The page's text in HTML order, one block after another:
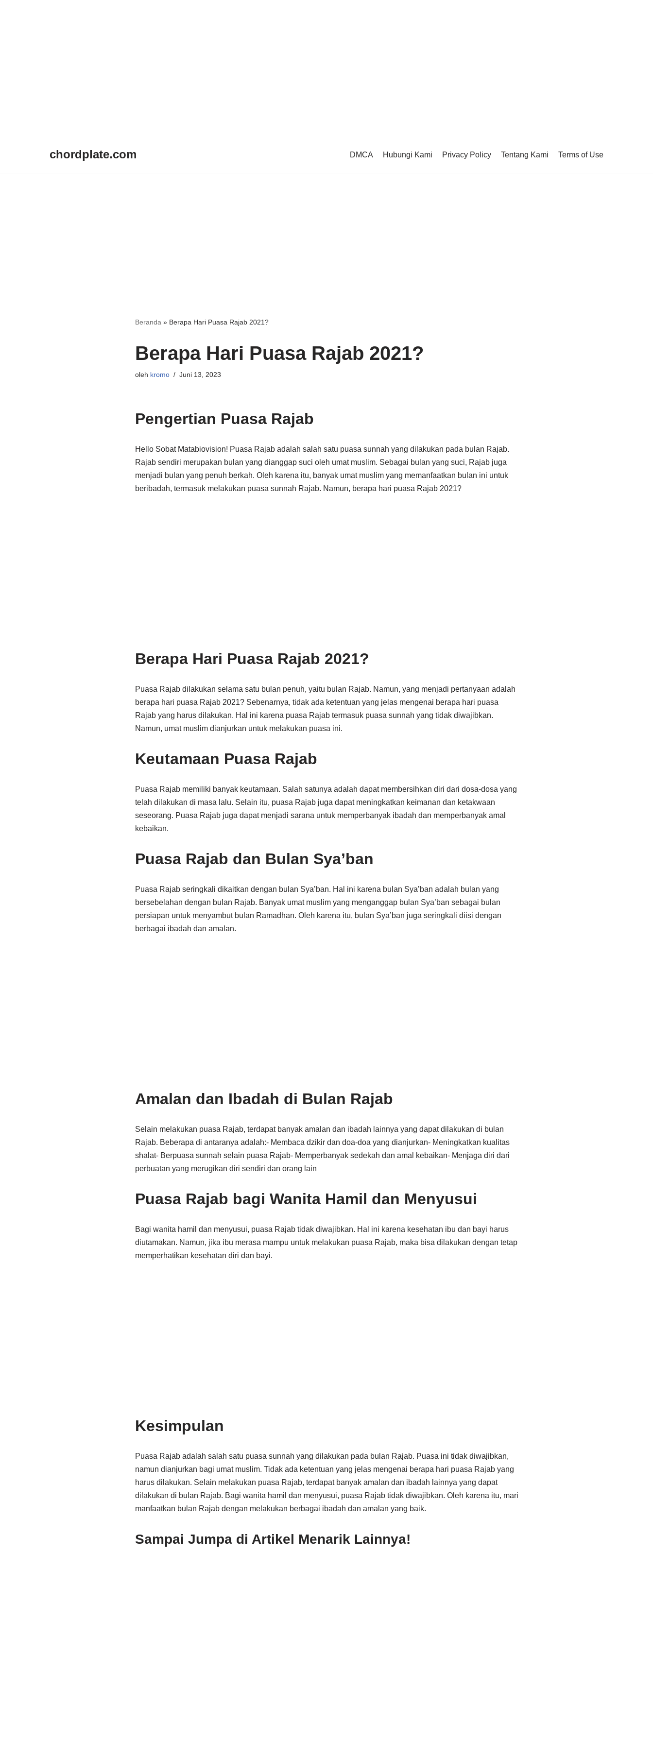
chordplate.com DMCA Hubungi Kami Privacy Policy Tentang Kami Terms of Use
Beranda » Berapa Hari Puasa Rajab 2021?
Berapa Hari Puasa Rajab 2021?
oleh kromo Juni 13, 2023
Pengertian Puasa Rajab
Hello Sobat Matabiovision! Puasa Rajab adalah salah satu puasa sunnah yang dilakukan pada bulan Rajab.
Rajab sendiri merupakan bulan yang dianggap suci oleh umat muslim. Sebagai bulan yang suci, Rajab juga
menjadi bulan yang penuh berkah. Oleh karena itu, banyak umat muslim yang memanfaatkan bulan ini untuk
beribadah, termasuk melakukan puasa sunnah Rajab. Namun, berapa hari puasa Rajab 2021?
Berapa Hari Puasa Rajab 2021?
Puasa Rajab dilakukan selama satu bulan penuh, yaitu bulan Rajab. Namun, yang menjadi pertanyaan adalah
berapa hari puasa Rajab 2021? Sebenarnya, tidak ada ketentuan yang jelas mengenai berapa hari puasa
Rajab yang harus dilakukan. Hal ini karena puasa Rajab termasuk puasa sunnah yang tidak diwajibkan.
Namun, umat muslim dianjurkan untuk melakukan puasa ini.
Keutamaan Puasa Rajab
Puasa Rajab memiliki banyak keutamaan. Salah satunya adalah dapat membersihkan diri dari dosa-dosa yang
telah dilakukan di masa lalu. Selain itu, puasa Rajab juga dapat meningkatkan keimanan dan ketakwaan
seseorang. Puasa Rajab juga dapat menjadi sarana untuk memperbanyak ibadah dan memperbanyak amal
kebaikan.
Puasa Rajab dan Bulan Sya’ban
Puasa Rajab seringkali dikaitkan dengan bulan Sya’ban. Hal ini karena bulan Sya’ban adalah bulan yang
bersebelahan dengan bulan Rajab. Banyak umat muslim yang menganggap bulan Sya’ban sebagai bulan
persiapan untuk menyambut bulan Ramadhan. Oleh karena itu, bulan Sya’ban juga seringkali diisi dengan
berbagai ibadah dan amalan.
Amalan dan Ibadah di Bulan Rajab
Selain melakukan puasa Rajab, terdapat banyak amalan dan ibadah lainnya yang dapat dilakukan di bulan
Rajab. Beberapa di antaranya adalah:- Membaca dzikir dan doa-doa yang dianjurkan- Meningkatkan kualitas
shalat- Berpuasa sunnah selain puasa Rajab- Memperbanyak sedekah dan amal kebaikan- Menjaga diri dari
perbuatan yang merugikan diri sendiri dan orang lain
Puasa Rajab bagi Wanita Hamil dan Menyusui
Bagi wanita hamil dan menyusui, puasa Rajab tidak diwajibkan. Hal ini karena kesehatan ibu dan bayi harus
diutamakan. Namun, jika ibu merasa mampu untuk melakukan puasa Rajab, maka bisa dilakukan dengan tetap
memperhatikan kesehatan diri dan bayi.
Kesimpulan
Puasa Rajab adalah salah satu puasa sunnah yang dilakukan pada bulan Rajab. Puasa ini tidak diwajibkan,
namun dianjurkan bagi umat muslim. Tidak ada ketentuan yang jelas mengenai berapa hari puasa Rajab yang
harus dilakukan. Selain melakukan puasa Rajab, terdapat banyak amalan dan ibadah lainnya yang dapat
dilakukan di bulan Rajab. Bagi wanita hamil dan menyusui, puasa Rajab tidak diwajibkan. Oleh karena itu, mari
manfaatkan bulan Rajab dengan melakukan berbagai ibadah dan amalan yang baik.
Sampai Jumpa di Artikel Menarik Lainnya!